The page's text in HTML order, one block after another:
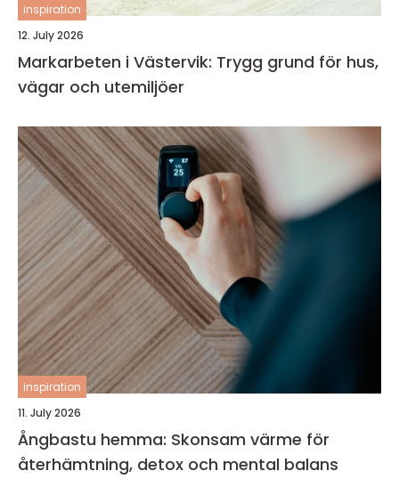
inspiration
12. July 2026
Markarbeten i Västervik: Trygg grund för hus,
vägar och utemiljöer
inspiration
11. July 2026
Ångbastu hemma: Skonsam värme för
återhämtning, detox och mental balans